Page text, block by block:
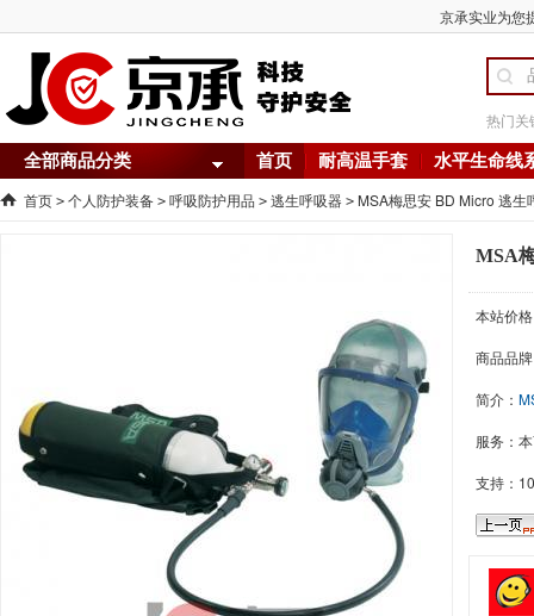
京承实业为您
热门关
全部商品分类 首页 耐高温手套 水平生命线
首页 > 个人防护装备 > 呼吸防护用品 > 逃生呼吸器 > MSA梅思安 BD Micro 逃生
MSA
本站价
商品品
简介：
服务：
支持：